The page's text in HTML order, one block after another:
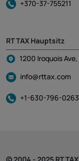
+370-37-755211
RT TAX Hauptsitz
1200 Iroquois
info@rttax.com
+1-630-796-0263